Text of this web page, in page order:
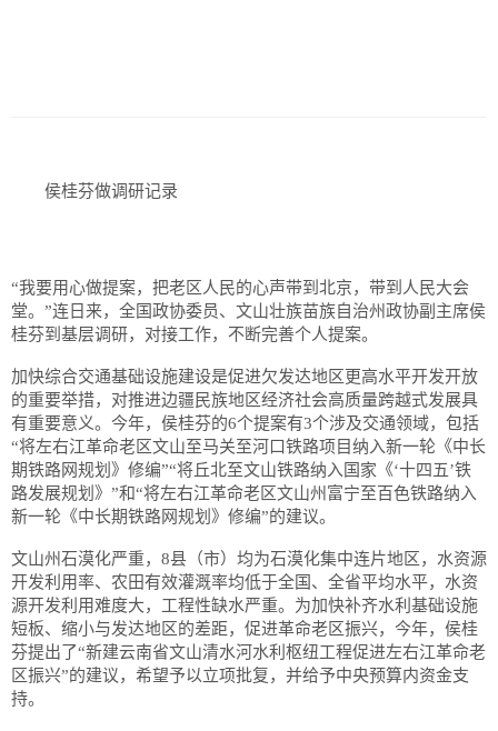
侯桂芬做调研记录
“我要用心做提案，把老区人民的心声带到北京，带到人民大会
堂。”连日来，全国政协委员、文山壮族苗族自治州政协副主席侯
桂芬到基层调研，对接工作，不断完善个人提案。
加快综合交通基础设施建设是促进欠发达地区更高水平开发开放
的重要举措，对推进边疆民族地区经济社会高质量跨越式发展具
有重要意义。今年，侯桂芬的6个提案有3个涉及交通领域，包括
“将左右江革命老区文山至马关至河口铁路项目纳入新一轮《中长
期铁路网规划》修编”“将丘北至文山铁路纳入国家《‘十四五’铁
路发展规划》”和“将左右江革命老区文山州富宁至百色铁路纳入
新一轮《中长期铁路网规划》修编”的建议。
文山州石漠化严重，8县（市）均为石漠化集中连片地区，水资源
开发利用率、农田有效灌溉率均低于全国、全省平均水平，水资
源开发利用难度大，工程性缺水严重。为加快补齐水利基础设施
短板、缩小与发达地区的差距，促进革命老区振兴，今年，侯桂
芬提出了“新建云南省文山清水河水利枢纽工程促进左右江革命老
区振兴”的建议，希望予以立项批复，并给予中央预算内资金支
持。